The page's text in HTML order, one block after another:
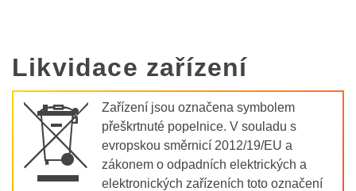
Likvidace zařízení
O
Zařízení jsou označena symbolem
přeškrtnuté popelnice. V souladu s
evropskou směrnicí 2012/19/EU a
zákonem o odpadních elektrických a
elektronických zařízeních toto označení